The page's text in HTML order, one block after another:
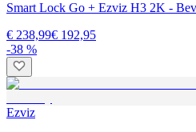
Smart Lock Go + Ezviz H3 2K -
€ 238,99€ 192,95
-38 %
Ezviz